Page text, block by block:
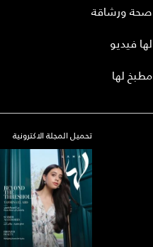
صحة ورشاقة
لها فيديو
مطبخ لها
تحميل المجلة الاكترونية